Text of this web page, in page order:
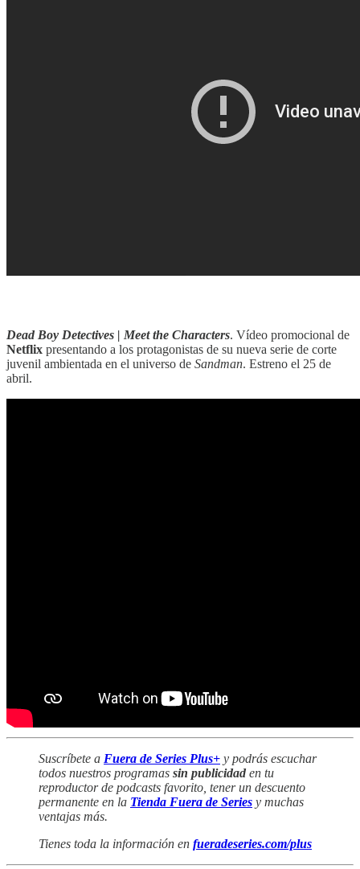
Dead Boy Detectives | Meet the Characters. Vídeo promocional de
Netflix presentando a los protagonistas de su nueva serie de corte
juvenil ambientada en el universo de Sandman. Estreno el 25 de
abril.
Suscríbete a Fuera de Series Plus+ y podrás escuchar
todos nuestros programas sin publicidad en tu
reproductor de podcasts favorito, tener un descuento
permanente en la Tienda Fuera de Series y muchas
ventajas más.
Tienes toda la información en fueradeseries.com/plus